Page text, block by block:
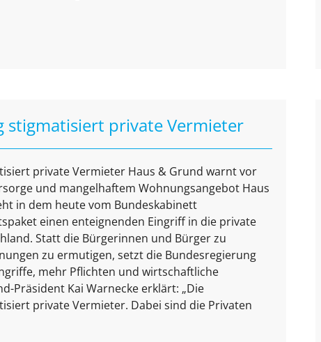
stigmatisiert private Vermieter
private Vermieter Haus & Grund warnt vor
und mangelhaftem Wohnungsangebot Haus
in dem heute vom Bundeskabinett
einen enteignenden Eingriff in die private
Statt die Bürgerinnen und Bürger zu
zu ermutigen, setzt die Bundesregierung
mehr Pflichten und wirtschaftliche
Präsident Kai Warnecke erklärt: „Die
private Vermieter. Dabei sind die Privaten